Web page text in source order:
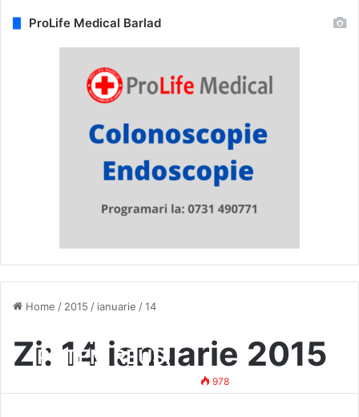
Home / 2015 / ianuarie /14
Zi: 14 ianuarie 2015
PUTEM REUSI
978
ProLife Medical Barlad